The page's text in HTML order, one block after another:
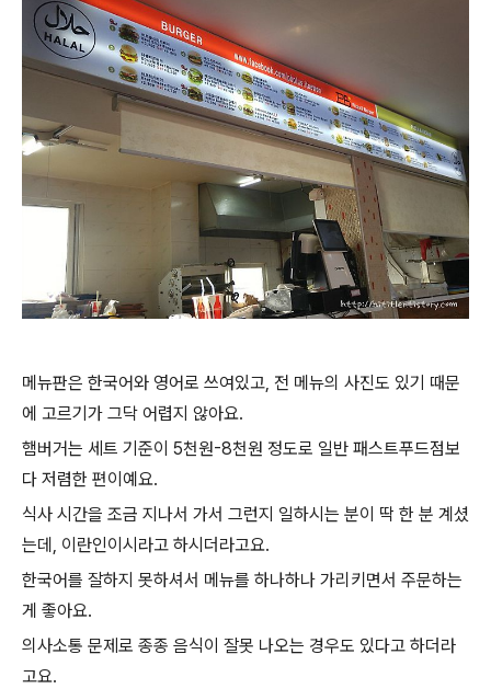
메뉴판은 한국어와 영어로 쓰여있고, 전 메뉴의 사진도 있기 때문
에 고르기가 그닥 어렵지 않아요.
햄버거는 세트 기준이 5천원-8천원 정도로 일반 패스트푸드점보
다 저렴한 편이예요.
식사 시간을 조금 지나서 가서 그런지 일하시는 분이 딱 한 분 계셨
는데, 이란인이시라고 하시더라고요.
한국어를 잘하지 못하셔서 메뉴를 하나하나 가리키면서 주문하는
게 좋아요.
의사소통 문제로 종종 음식이 잘못 나오는 경우도 있다고 하더라
고요.